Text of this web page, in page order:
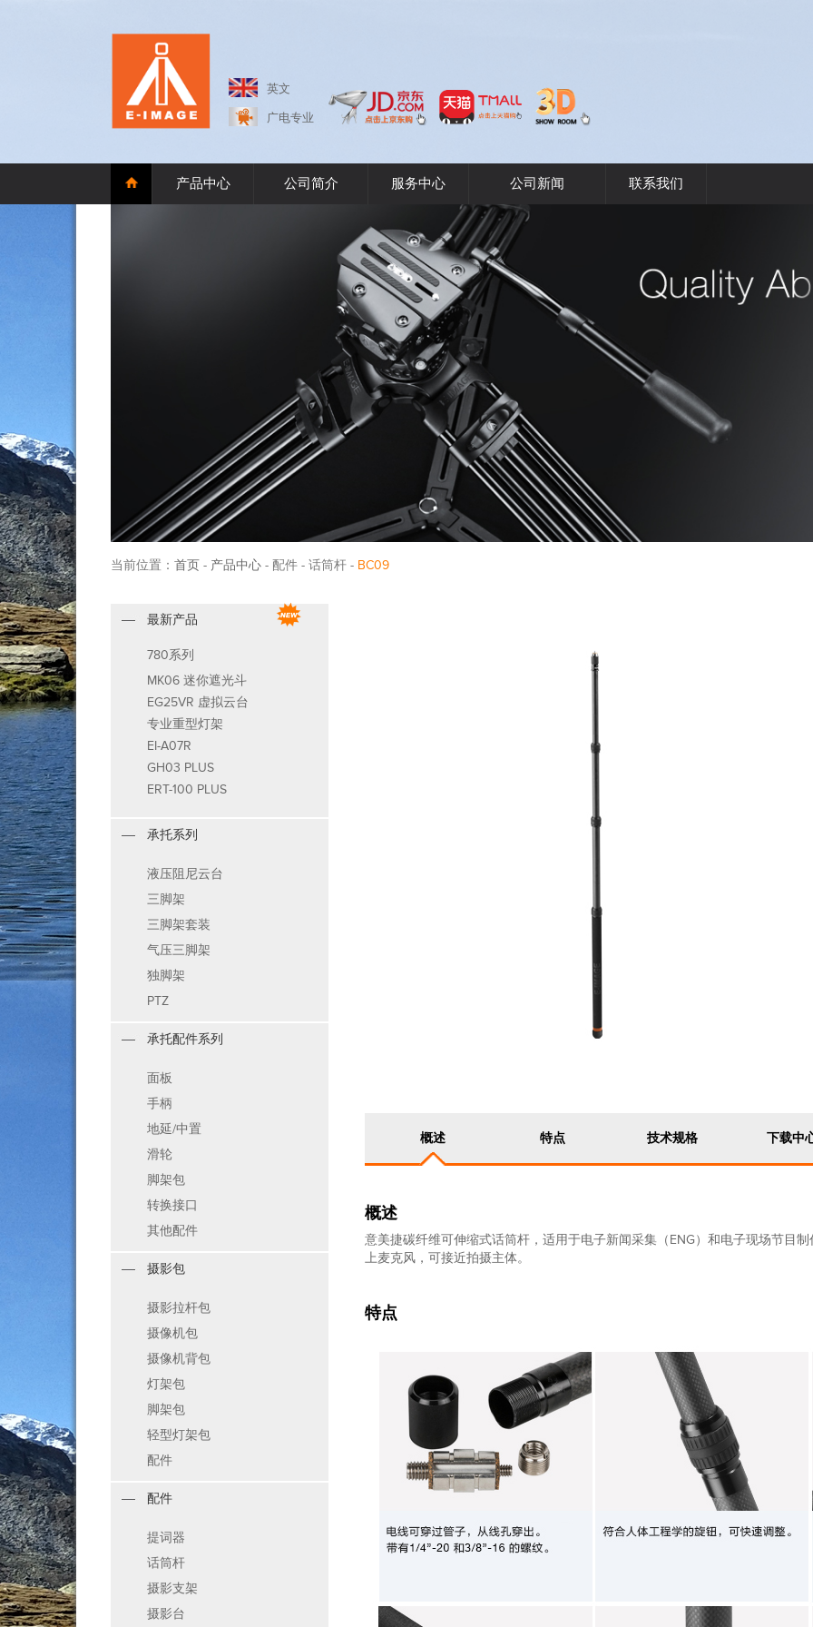
英文
广电专业
产品中心 公司简介 服务中心 公司新闻 联系我们
当前位置： 首页 - 产品中心 - 配件 - 话筒杆 - BC09
最新产品
780系列
MK06 迷你遮光斗
EG25VR 虚拟云台
专业重型灯架
EI-A07R
GH03 PLUS
ERT-100 PLUS
承托系列
液压阻尼云台
三脚架
三脚架套装
气压三脚架
独脚架
PTZ
承托配件系列
面板
手柄
地延/中置
滑轮
脚架包
转换接口
其他配件
摄影包
摄影拉杆包
摄像机包
摄像机背包
灯架包
脚架包
轻型灯架包
配件
配件
提词器
话筒杆
摄影支架
摄影台
概述 特点 技术规格 下载中
概述
意美捷碳纤维可伸缩式话筒杆，适用于电子新闻采集（ENG）和电子现场节目
上麦克风，可接近拍摄主体。
特点